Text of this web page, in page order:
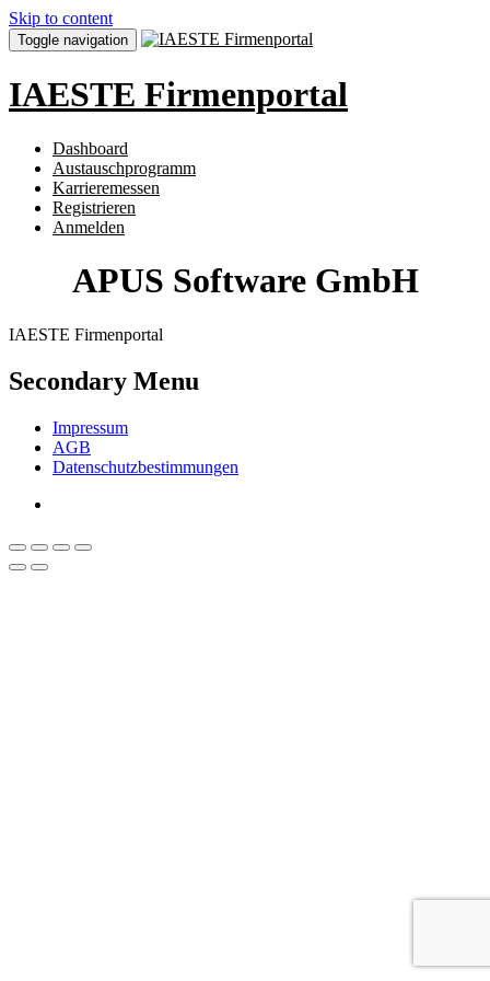
Skip to content
Toggle navigation
IAESTE Firmenportal
Dashboard
Austauschprogramm
Karrieremessen
Registrieren
Anmelden
APUS Software GmbH
IAESTE Firmenportal
Secondary Menu
Impressum
AGB
Datenschutzbestimmungen